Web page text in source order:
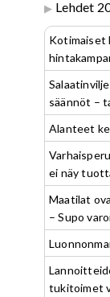
Lehdet
Kotimaiset
säännöt –
Alanteet
ei näy
Maatilat
– Supo
tukitoimet